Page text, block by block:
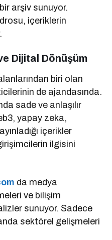
arşiv sunuyor.
içeriklerin
Dijital Dönüşüm
biri olan
de ajandasında.
sade ve anlaşılır
yapay zeka,
içerikler
ilgisini
da medya
ve bilişim
sunuyor. Sadece
sektörel gelişmeleri